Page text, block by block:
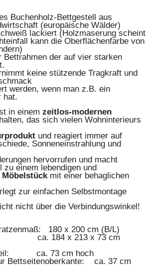
Buchenholz-Bettgestell aus
(europäische Wälder)
lackiert (Holzmaserung scheint
kann die Oberflächenfarbe von
Bettrahmen der auf vier starken
keine stützende Tragkraft und
werden, wenn man z.B. ein
hat.
in einem zeitlos-modernen
das sich vielen Wohninterieurs
und reagiert immer auf
Sonneneinstrahlung und
hervorrufen und macht
zu einem lebendigen und
mit einer behaglichen
zur einfachen Selbstmontage
nicht über die Verbindungswinkel!
180 x 200 cm (B/L)
184 x 213 x 73 cm
ca. 73 cm hoch
Bettseitenoberkante: ca. 37 cm